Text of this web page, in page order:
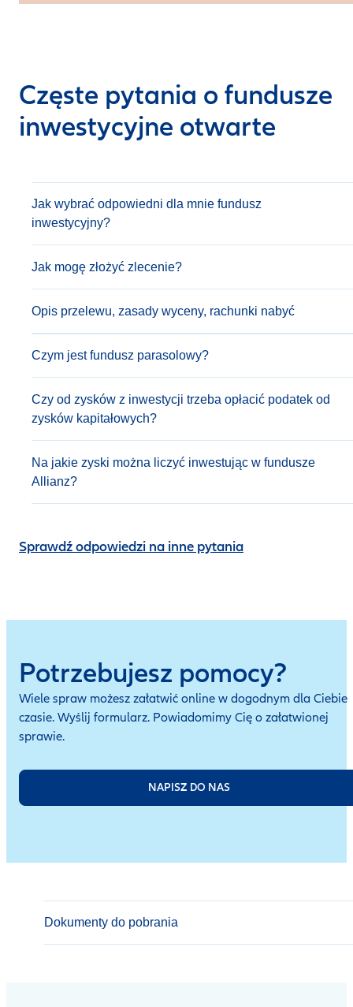
Częste pytania o fundusze
inwestycyjne otwarte
Jak wybrać odpowiedni dla mnie fundusz
inwestycyjny?
Jak mogę złożyć zlecenie?
Opis przelewu, zasady wyceny, rachunki nabyć
Czym jest fundusz parasolowy?
Czy od zysków z inwestycji trzeba opłacić podatek od
zysków kapitałowych?
Na jakie zyski można liczyć inwestując w fundusze
Allianz?
Sprawdź odpowiedzi na inne pytania
Potrzebujesz pomocy?
Wiele spraw możesz załatwić online w dogodnym dla Ciebie
czasie. Wyślij formularz. Powiadomimy Cię o załatwionej
sprawie.
NAPISZ DO NAS
Dokumenty do pobrania